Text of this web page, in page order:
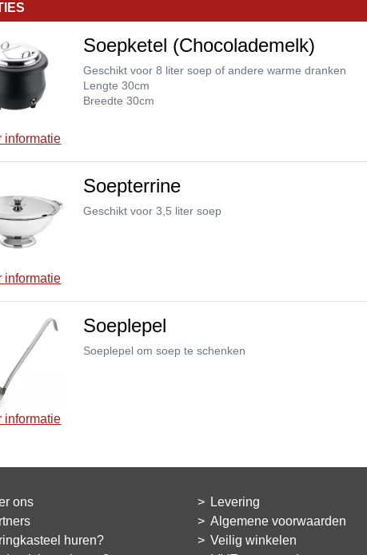
informatie
Soepketel (Chocolademelk)
Geschikt voor 8 liter soep of andere warme dranken
Lengte 30cm
Breedte 30cm
informatie
Soepterrine
Geschikt voor 3,5 liter soep
informatie
Soeplepel
Soeplepel om soep te schenken
ons
huren?
Levering
Algemene voorwaarden
Veilig winkelen